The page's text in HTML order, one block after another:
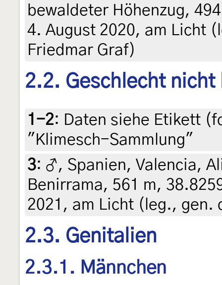
bewaldeter Höhenzug,
4. August 2020, am Licht
Friedmar Graf)
2.2. Geschlecht nicht
1-2: Daten siehe Etikett
"Klimesch-Sammlung"
3: ♂, Spanien, Valencia,
Benirrama, 561 m,
2021, am Licht (leg., gen.
2.3. Genitalien
2.3.1. Männchen